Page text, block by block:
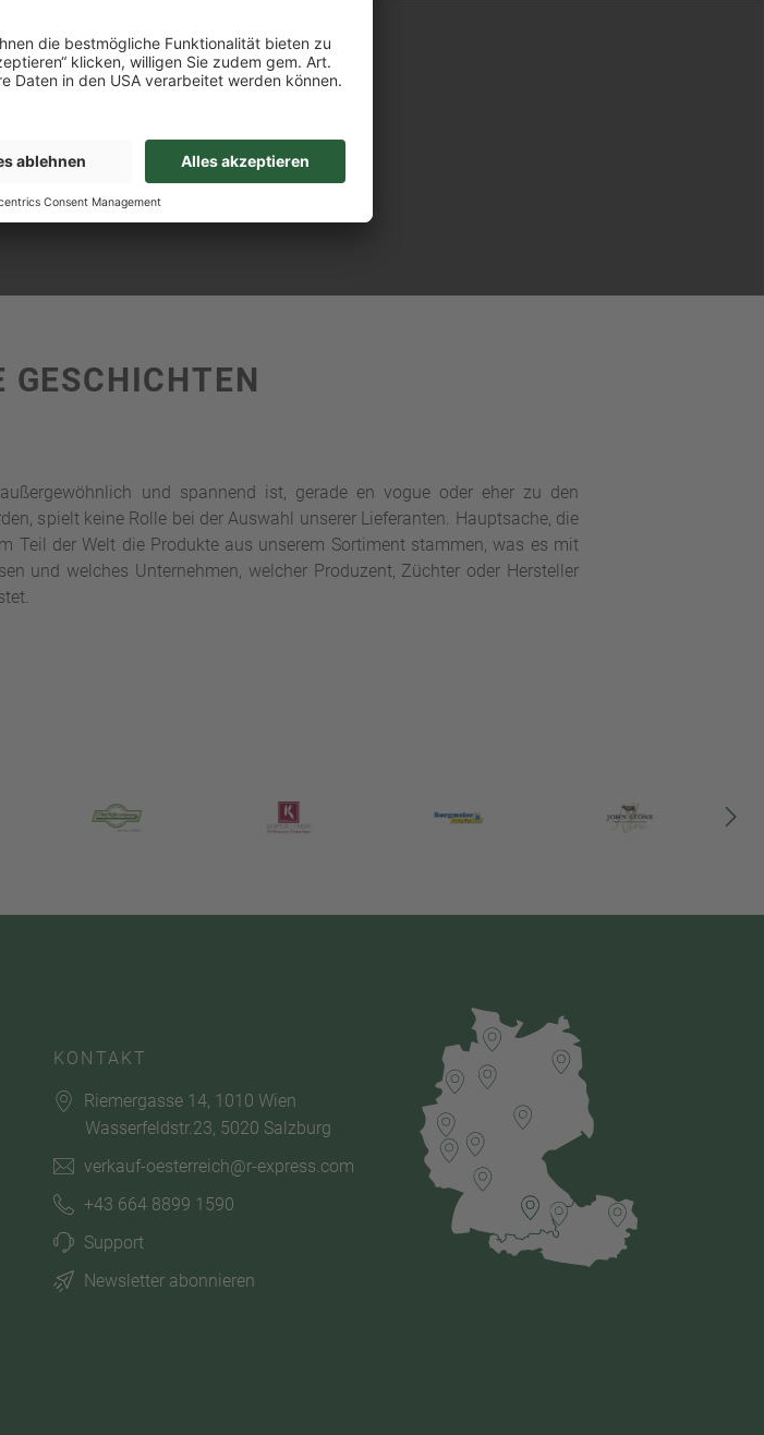
GESCHICHTEN
und spannend ist, gerade en vogue oder eher zu den
spielt keine Rolle bei der Auswahl unserer Lieferanten. Hauptsache, die
Teil der Welt die Produkte aus unserem Sortiment stammen, was es mit
und welches Unternehmen, welcher Produzent, Züchter oder Hersteller
KONTAKT
Riemergasse 14, 1010 Wien
Wasserfeldstr.23, 5020 Salzburg
verkauf-oesterreich@r-express.com
+43 664 8899 1590
Support
Newsletter abonnieren